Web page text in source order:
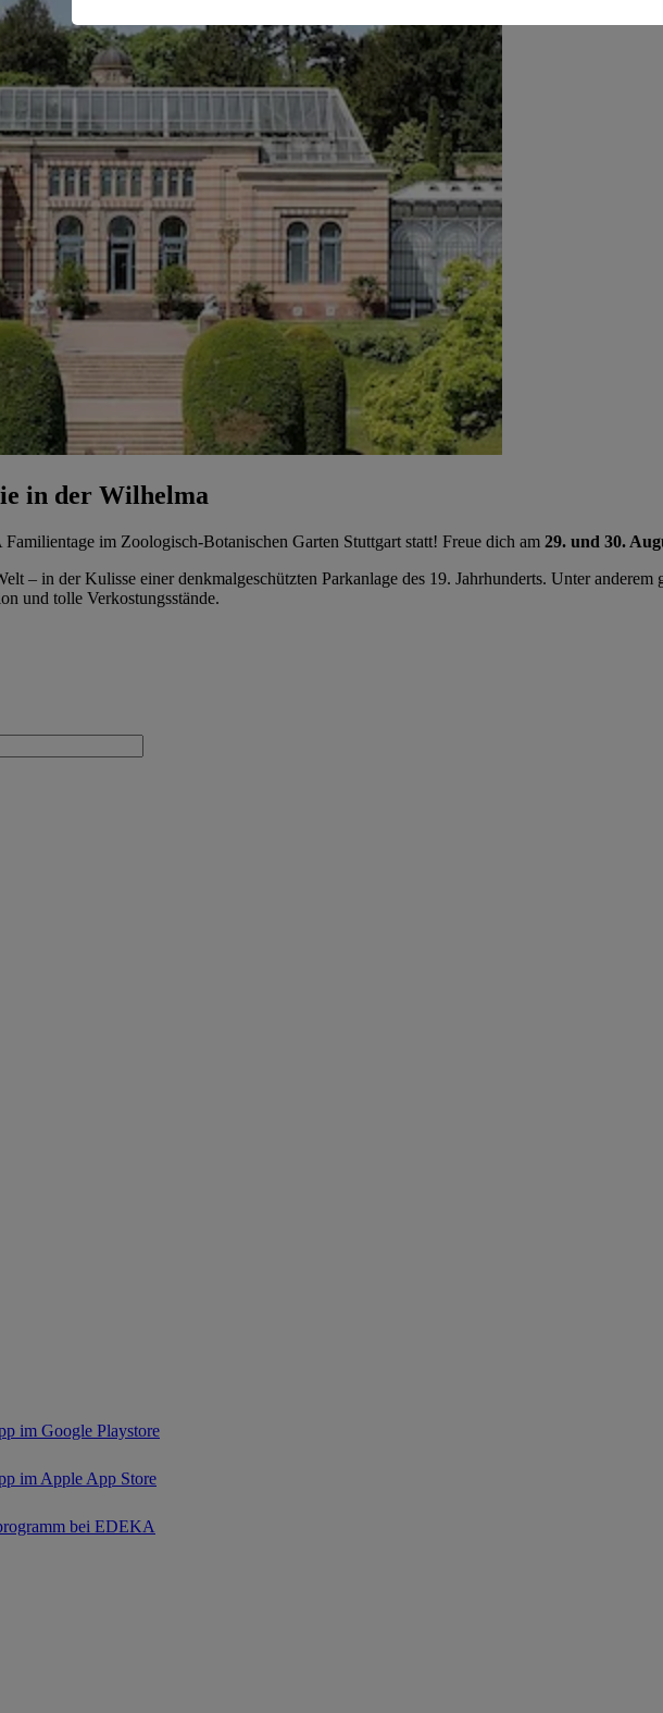
in der Wilhelma
im Zoologisch-Botanischen Garten Stuttgart statt! Freue dich am 29. und 30.
– in der Kulisse einer denkmalgeschützten Parkanlage des 19. Jahrhunderts. Unter
und tolle Verkostungsstände.
im Google Playstore
im Apple App Store
bei EDEKA